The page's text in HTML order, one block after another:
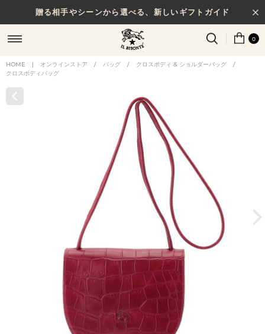
贈る相手やシーンから選べる、新しいギフトガイド
0
HOME | オンラインストア / バッグ / クロスボディ & ショルダーバッグ
/
クロスボディバッグ